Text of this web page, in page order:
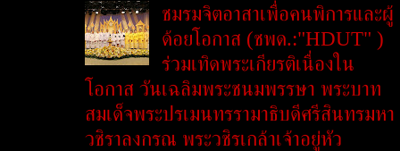
ชมรมจิตอาสาเพื่อคนพิการและผู้
ด้อยโอกาส (ชพด.:"HDUT" )
ร่วมเทิดพระเกียรติเนื่องใน
โอกาส วันเฉลิมพระชนมพรรษา พระบาท
สมเด็จพระปรเมนทรรามาธิบดีศรีสินทรมหา
วชิราลงกรณ พระวชิรเกล้าเจ้าอยู่หัว